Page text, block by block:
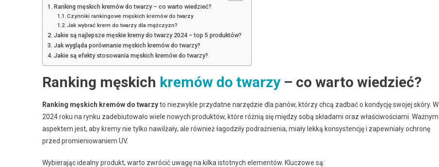
Ranking męskich kremów do twarzy – co warto wiedzieć?
Czynniki rankingowe męskich kremów do twarzy
Jak wybrać krem do twarzy dla mężczyzn?
Jakie są najlepsze męskie kremy do twarzy 2024 – top 5 produktów?
Jak wygląda porównanie męskich kremów do twarzy?
Jakie są efekty stosowania męskich kremów do twarzy?
Ranking męskich kremów do twarzy– co warto wiedzieć?
Ranking męskich kremów do twarzyto niezwykle przydatne narzędzie dla panów, którzy chcą zadbać o kondycję swojej skóry. W
2024 roku na rynku zadebiutowało wiele nowych produktów, które różnią się między sobą składami oraz właściwościami. Ważnym
aspektem jest, aby kremy nie tylko nawilżały, ale również łagodziły podrażnienia, miały lekką konsystencję i zapewniały ochronę
przed promieniowaniem UV.
Wybierając idealny produkt, warto zwrócić uwagę na kilka istotnych elementów. Kluczowe są: